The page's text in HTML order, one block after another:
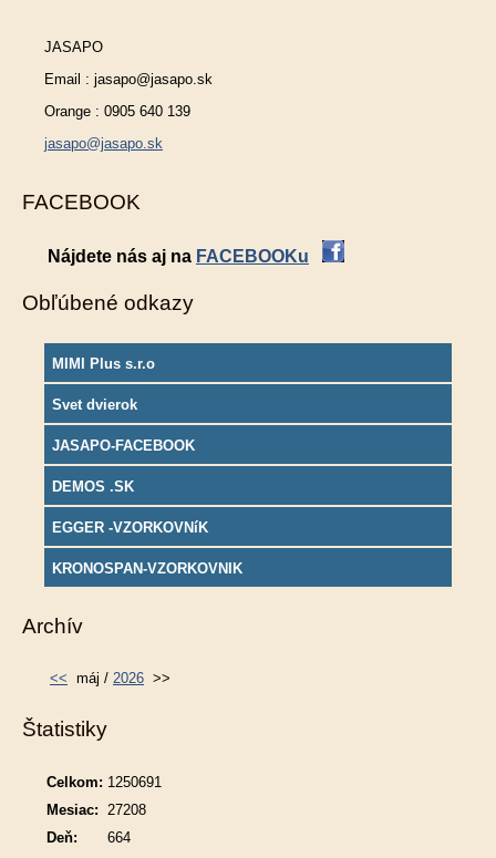
JASAPO
Email : jasapo@jasapo.sk
Orange : 0905 640 139
jasapo@jasapo.sk
FACEBOOK
Nájdete nás aj na FACEBOOKu
Obľúbené odkazy
MIMI Plus s.r.o
Svet dvierok
JASAPO-FACEBOOK
DEMOS .SK
EGGER -VZORKOVNíK
KRONOSPAN-VZORKOVNIK
Archív
<< máj / 2026 >>
Štatistiky
Celkom: 1250691
Mesiac:
27208
Deň:
664